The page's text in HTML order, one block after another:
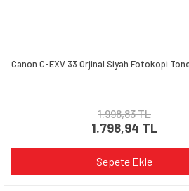
Canon C-EXV 33 Orjinal Siyah Fotokopi
1.998,83 TL
1.798,94 TL
Sepete Ekle